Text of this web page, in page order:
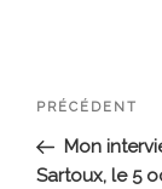
Navigation
l’article
Article
précédent
PRÉCÉDENT
Mon
Sartoux, le 5